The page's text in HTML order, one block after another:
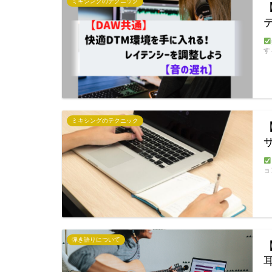
ミキシングのテクニック
弾き語りについて